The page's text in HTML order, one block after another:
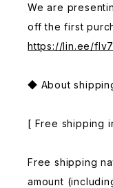
We are
off the first
https://lin.ee/
◆ About
[ Free shipping
Free shipping
amount